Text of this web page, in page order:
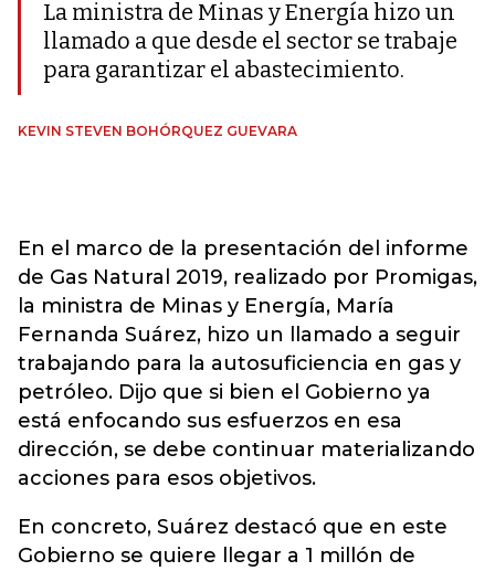
La ministra de Minas y Energía hizo un
llamado a que desde el sector se trabaje
para garantizar el abastecimiento.
KEVIN STEVEN BOHÓRQUEZ GUEVARA
En el marco de la presentación del informe
de Gas Natural 2019, realizado por Promigas,
la ministra de Minas y Energía, María
Fernanda Suárez, hizo un llamado a seguir
trabajando para la autosuficiencia en gas y
petróleo. Dijo que si bien el Gobierno ya
está enfocando sus esfuerzos en esa
dirección, se debe continuar materializando
acciones para esos objetivos.
En concreto, Suárez destacó que en este
Gobierno se quiere llegar a 1 millón de